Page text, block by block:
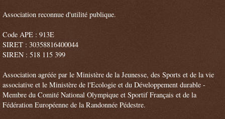
Association reconnue d'utilité publique.
Code APE : 913E
SIRET : 30358816400044
SIREN : 518 115 399
Association agréée par le Ministère de la Jeunesse, des Sports et de la vie
associative et le Ministère de l'Ecologie et du Développement durable -
Membre du Comité National Olympique et Sportif Français et de la
Fédération Européenne de la Randonnée Pédestre.